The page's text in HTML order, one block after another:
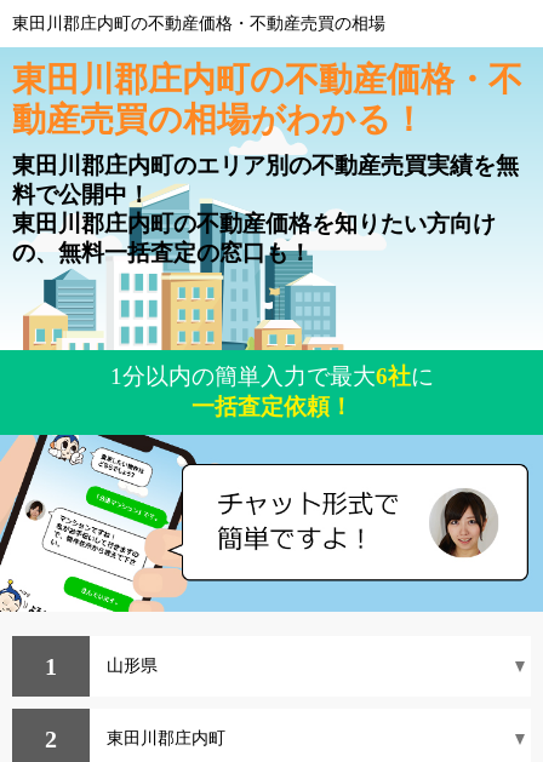
東田川郡庄内町の不動産価格・不動産売買の相場
東田川郡庄内町の不動産価格・不
動産売買の相場がわかる！
東田川郡庄内町のエリア別の不動産売買実績を無
料で公開中！
東田川郡庄内町の不動産価格を知りたい方向け
の、無料一括査定の窓口も！
1分以内の簡単入力で最大6社に
一括査定依頼！
1
2